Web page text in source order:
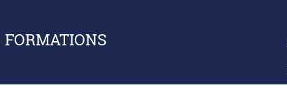
FORMATIONS